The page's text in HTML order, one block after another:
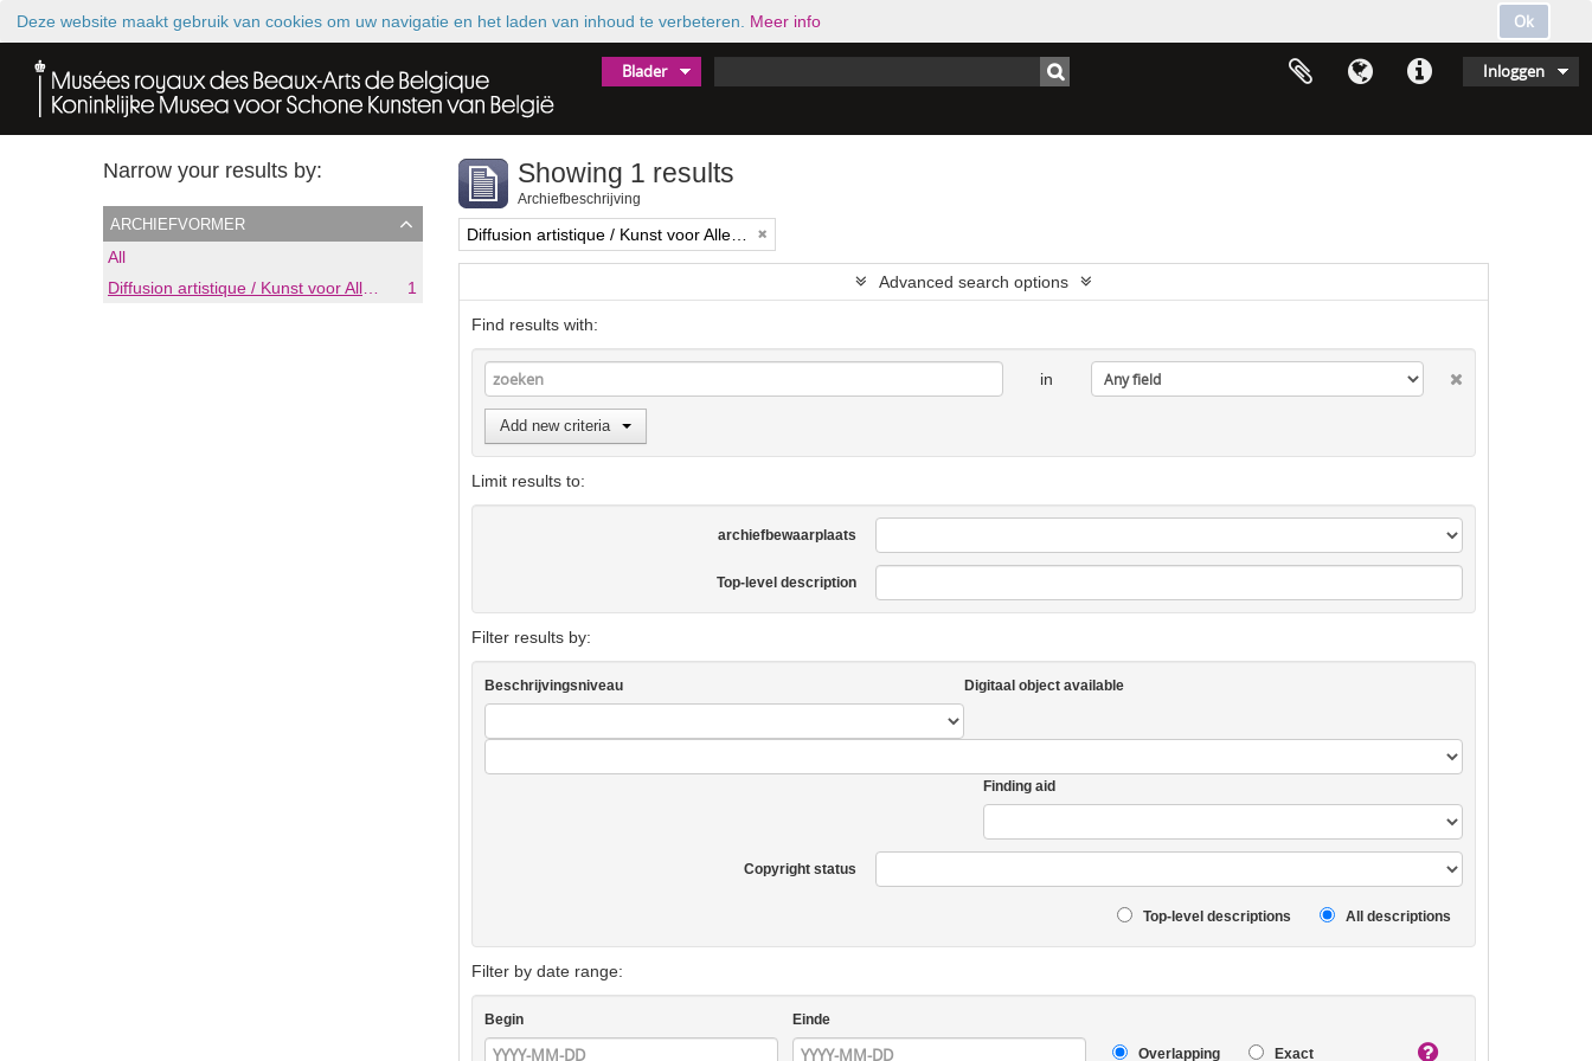
Ok
Deze website maakt gebruik van cookies om uw navigatie en het laden van inhoud te verbeteren. Meer info
Inloggen
Blader
Narrow your results by:
archiefvormer
All
1
Showing 1 results
Archiefbeschrijving
Advanced search options
Find results with:
in
Add new criteria
Limit results to:
archiefbewaarplaats
Top-level description
Filter results by:
Beschrijvingsniveau Digitaal object available
Finding aid
Copyright status
Top-level descriptions All descriptions
Filter by date range:
Begin Einde
Overlapping Exact